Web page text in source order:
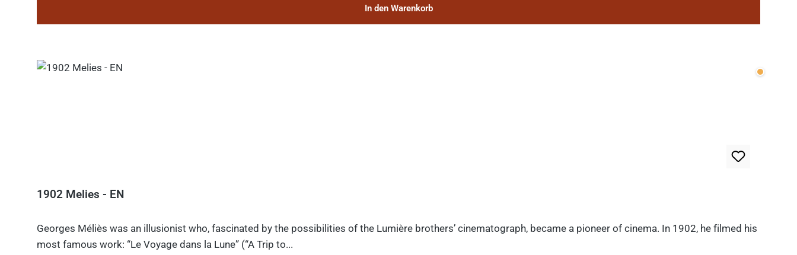
In den Warenkorb
Wenige
1902 Melies - EN
Georges Méliès was an illusionist who, fascinated by the possibilities of the Lumière brothers’ cinematograph, became a pioneer of cinema. In 1902, he filmed his
most famous work: “Le Voyage dans la Lune” (“A Trip to...